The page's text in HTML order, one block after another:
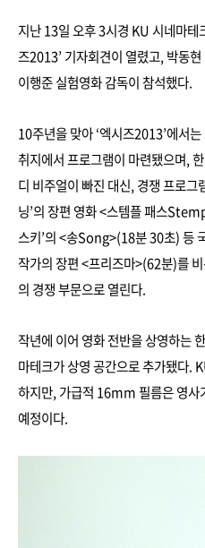
지난 13일 오후 3시경 KU 시네마테
즈2013’ 기자회견이 열렸고, 박동
이행준 실험영화 감독이 참석했다.
10주년을 맞아 ‘엑시즈2013’에서
취지에서 프로그램이 마련됐으며,
디 비주얼이 빠진 대신, 경쟁 프로그
닝’의 장편 영화 <스템플 패스
스키’의 <송Song>(18분 30초) 등
작가의 장편 <프리즈마>(62분)를
의 경쟁 부문으로 열린다.
작년에 이어 영화 전반을 상영하는
마테크가 상영 공간으로 추가됐다.
하지만, 가급적 16mm 필름은 영사
예정이다.